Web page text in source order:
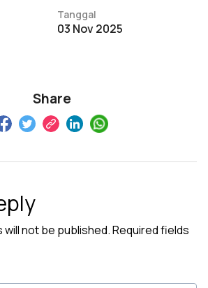
Tanggal
03 Nov 2025
Share
will not be published.Required fields